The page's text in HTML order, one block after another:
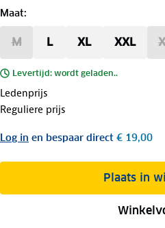
Maat:
M L XL XXL
Levertijd: wordt geladen..
Ledenprijs
Reguliere prijs
Log in en bespaar direct € 19,00
Plaats in